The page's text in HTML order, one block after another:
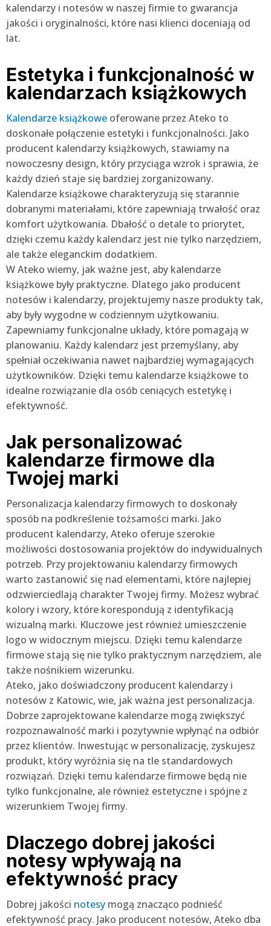
kalendarzy i notesów w naszej firmie to gwarancja
jakości i oryginalności, które nasi klienci doceniają od
lat.
Estetyka i funkcjonalność w
kalendarzach książkowych
Kalendarze książkowe oferowane przez Ateko to
doskonałe połączenie estetyki i funkcjonalności. Jako
producent kalendarzy książkowych, stawiamy na
nowoczesny design, który przyciąga wzrok i sprawia, że
każdy dzień staje się bardziej zorganizowany.
Kalendarze książkowe charakteryzują się starannie
dobranymi materiałami, które zapewniają trwałość oraz
komfort użytkowania. Dbałość o detale to priorytet,
dzięki czemu każdy kalendarz jest nie tylko narzędziem,
ale także eleganckim dodatkiem.
W Ateko wiemy, jak ważne jest, aby kalendarze
książkowe były praktyczne. Dlatego jako producent
notesów i kalendarzy, projektujemy nasze produkty tak,
aby były wygodne w codziennym użytkowaniu.
Zapewniamy funkcjonalne układy, które pomagają w
planowaniu. Każdy kalendarz jest przemyślany, aby
spełniał oczekiwania nawet najbardziej wymagających
użytkowników. Dzięki temu kalendarze książkowe to
idealne rozwiązanie dla osób ceniących estetykę i
efektywność.
Jak personalizować
kalendarze firmowe dla
Twojej marki
Personalizacja kalendarzy firmowych to doskonały
sposób na podkreślenie tożsamości marki. Jako
producent kalendarzy, Ateko oferuje szerokie
możliwości dostosowania projektów do indywidualnych
potrzeb. Przy projektowaniu kalendarzy firmowych
warto zastanowić się nad elementami, które najlepiej
odzwierciedlają charakter Twojej firmy. Możesz wybrać
kolory i wzory, które korespondują z identyfikacją
wizualną marki. Kluczowe jest również umieszczenie
logo w widocznym miejscu. Dzięki temu kalendarze
firmowe stają się nie tylko praktycznym narzędziem, ale
także nośnikiem wizerunku.
Ateko, jako doświadczony producent kalendarzy i
notesów z Katowic, wie, jak ważna jest personalizacja.
Dobrze zaprojektowane kalendarze mogą zwiększyć
rozpoznawalność marki i pozytywnie wpłynąć na odbiór
przez klientów. Inwestując w personalizację, zyskujesz
produkt, który wyróżnia się na tle standardowych
rozwiązań. Dzięki temu kalendarze firmowe będą nie
tylko funkcjonalne, ale również estetyczne i spójne z
wizerunkiem Twojej firmy.
Dlaczego dobrej jakości
notesy wpływają na
efektywność pracy
Dobrej jakości notesy mogą znacząco podnieść
efektywność pracy. Jako producent notesów, Ateko dba